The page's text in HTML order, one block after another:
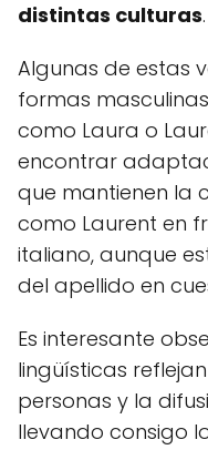
distintas culturas.
Algunas de estas
formas
como Laura o
encontrar
que mantienen la
como Laurent en
italiano, aunque
del apellido en
Es interesante
lingüísticas
personas y la
llevando consigo